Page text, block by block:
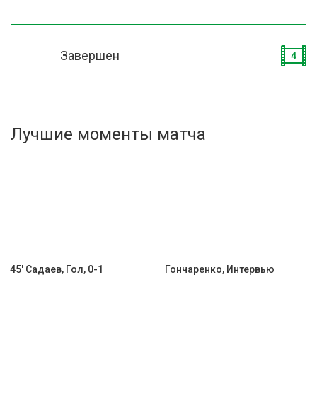
Активировать промокод
Завершен 4
Лучшие моменты матча
45' Садаев, Гол, 0-1 Гончаренко, Интервью